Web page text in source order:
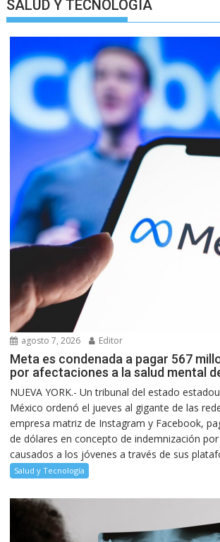
SALUD Y TECNOLOGIA
agosto 7, 2026 Editor
Meta es condenada a pagar 567
por afectaciones a la salud mental
NUEVA YORK.- Un tribunal del estado
México ordenó el jueves al gigante de las
empresa matriz de Instagram y Facebook,
de dólares en concepto de indemnización
causados a los jóvenes a través de sus
Salud y Tecnología